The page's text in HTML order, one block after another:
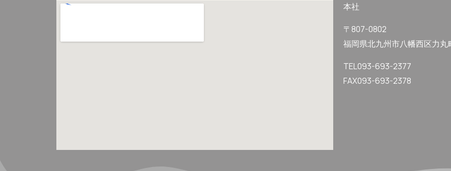
本社
〒807-0802
福岡県北九州市八幡西区力
TEL093-693-2377
FAX093-693-2378